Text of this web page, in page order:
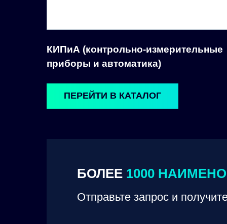
БОЛЕЕ 1000
Отправьте запрос и
КИПиА (контрольно-измерительные
приборы и автоматика)
ПЕРЕЙТИ В КАТАЛОГ